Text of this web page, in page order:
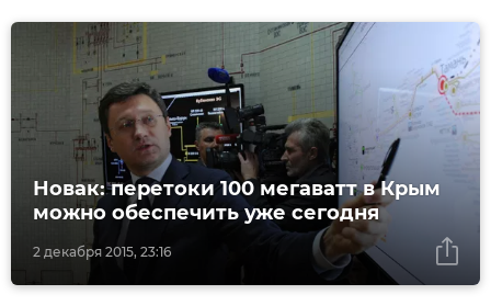
2 декабря 2015, 23:16
Новак: перетоки 100 мегаватт в Крым
можно обеспечить уже сегодня